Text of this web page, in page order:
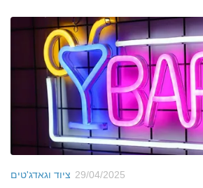
ציוד וגאדג'טים 29/04/2025